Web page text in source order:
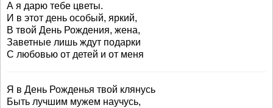
А я дарю тебе цветы.
И в этот день особый, яркий,
В твой День Рождения, жена,
Заветные лишь ждут подарки
С любовью от детей и от меня
Я в День Рожденья твой клянусь
Быть лучшим мужем научусь,